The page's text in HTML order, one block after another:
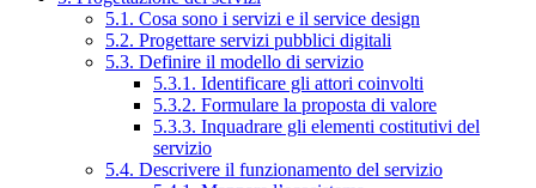
5.1. Cosa sono i servizi e il service design
5.2. Progettare servizi pubblici digitali
5.3. Definire il modello di servizio
5.3.1. Identificare gli attori coinvolti
5.3.2. Formulare la proposta di valore
5.3.3. Inquadrare gli elementi costitutivi del
servizio
5.4. Descrivere il funzionamento del servizio